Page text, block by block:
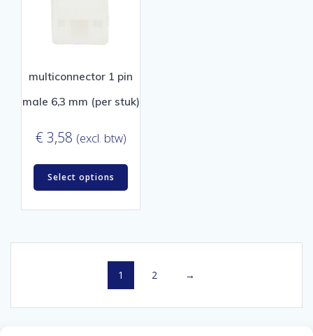
multiconnector 1 pin
male 6,3 mm (per stuk)
€ 3,58 (excl. btw)
Select options
1 2 →